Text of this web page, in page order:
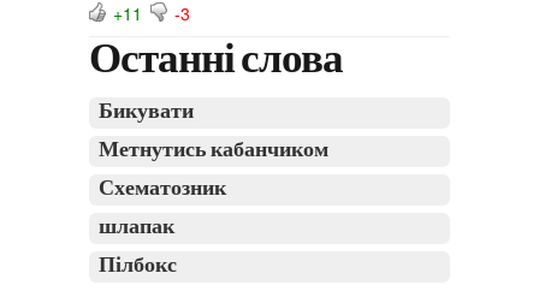
+11 -3
Останні слова
Бикувати
Метнутись кабанчиком
Схематозник
шлапак
Пілбокс